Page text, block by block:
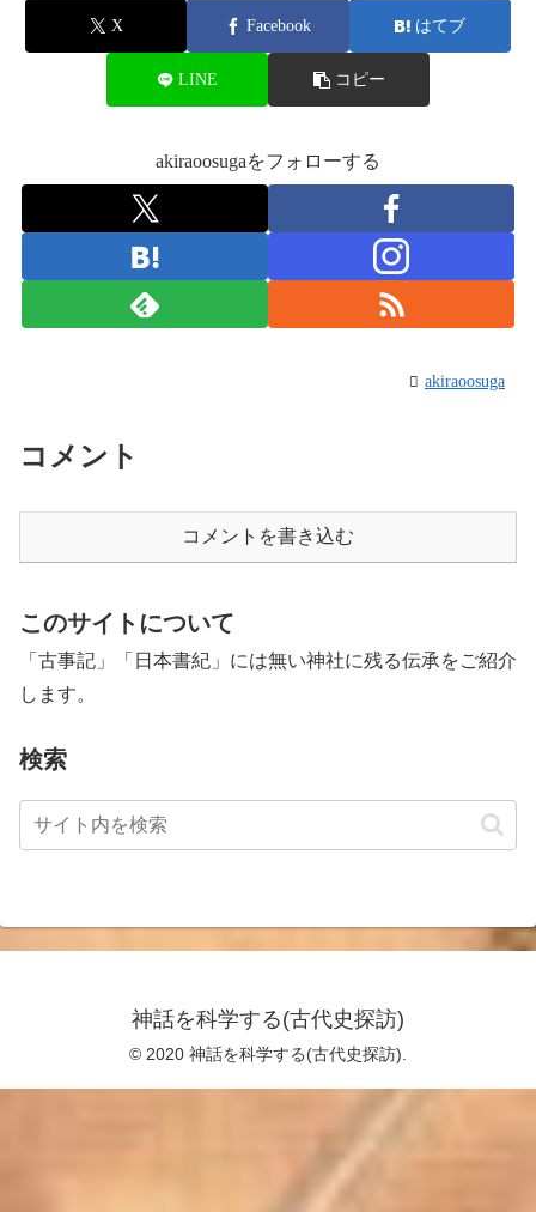
X Facebook はてブ
LINE コピー
akiraoosugaをフォローする
akiraoosuga
コメント
コメントを書き込む
このサイトについて
「古事記」「日本書紀」には無い神社に残る伝承をご紹介
します。
検索
神話を科学する(古代史探訪)
© 2020 神話を科学する(古代史探訪).